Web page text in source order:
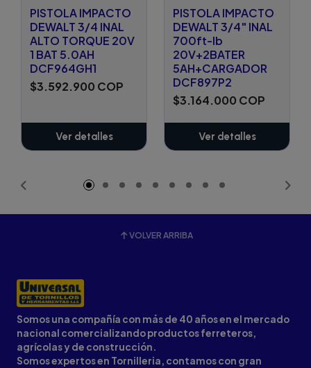
PISTOLA IMPACTO
DEWALT 3/4 INAL
ALTO TORQUE 20V
1 BAT 5.0AH
DCF964GH1
$3.592.900 COP
Ver detalles
PISTOLA IMPACTO
DEWALT 3/4" INAL
700ft-lb
20V+2BATER
5AH+CARGADOR
DCF897P2
$3.164.000 COP
Ver detalles
VOLVER ARRIBA
Somos una compañía con más de 40 años en el mercado
nacional comercializando productos ferreteros,
agrícolas y de construcción.
Somos expertos en Tornilleria, contamos con gran